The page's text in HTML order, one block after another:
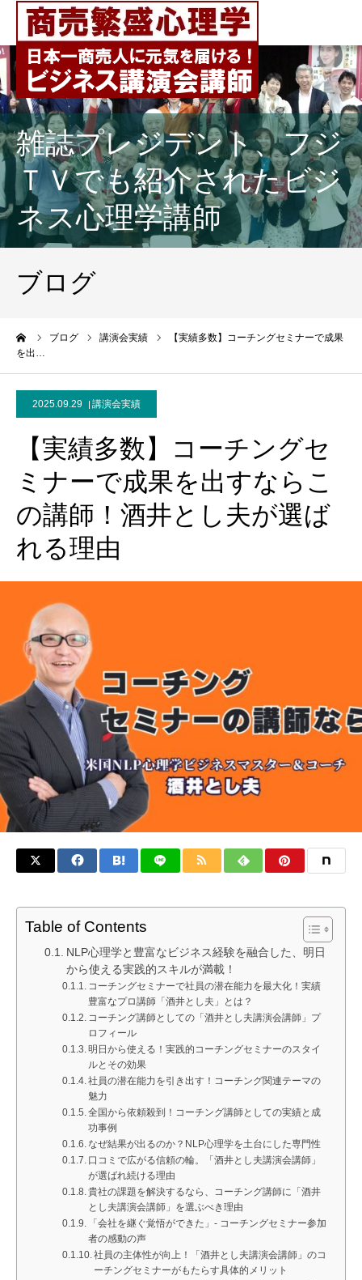
雑誌プレジデント、フジ
ＴＶでも紹介されたビジ
ネス心理学講師
ブログ
ブログ 講演会実績
【実績多数】コーチングセミナーで成果
を出…
2025.09.29 講演会実績
【実績多数】コーチングセ
ミナーで成果を出すならこ
の講師！酒井とし夫が選ば
れる理由
Table of Contents
NLP心理学と豊富なビジネス経験を融合した、明日
から使える実践的スキルが満載！
コーチングセミナーで社員の潜在能力を最大化！実績
豊富なプロ講師「酒井とし夫」とは？
コーチング講師としての「酒井とし夫講演会講師」プ
ロフィール
明日から使える！実践的コーチングセミナーのスタイ
ルとその効果
社員の潜在能力を引き出す！コーチング関連テーマの
魅力
全国から依頼殺到！コーチング講師としての実績と成
功事例
なぜ結果が出るのか？NLP心理学を土台にした専門性
口コミで広がる信頼の輪。「酒井とし夫講演会講師」
が選ばれ続ける理由
貴社の課題を解決するなら、コーチング講師に「酒井
とし夫講演会講師」を選ぶべき理由
「会社を継ぐ覚悟ができた」- コーチングセミナー参加
者の感動の声
社員の主体性が向上！「酒井とし夫講演会講師」のコ
ーチングセミナーがもたらす具体的メリット